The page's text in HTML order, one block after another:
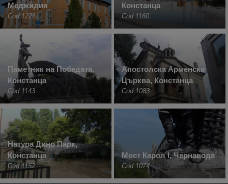
Меджидия
Cod 1226
Констанца
Cod 1160
Паметник на Победата,
Констанца
Cod 1143
Апостолска Арменска
Църква, Констанца
Cod 1083
Натура Дино Парк,
Констанца
Cod 1152
Мост Карол I, Чернавода
Cod 1074